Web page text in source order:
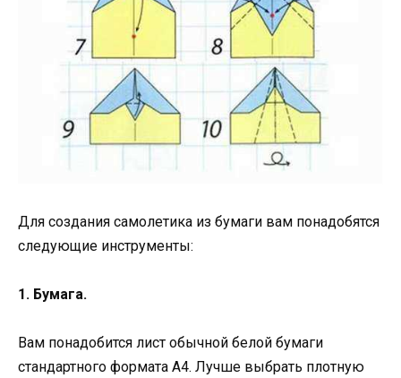
Для создания самолетика из бумаги вам понадобятся
следующие инструменты:
1. Бумага.
Вам понадобится лист обычной белой бумаги
стандартного формата А4. Лучше выбрать плотную